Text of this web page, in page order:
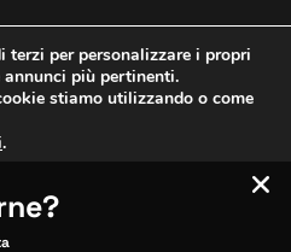
terzi per personalizzare i propri
più pertinenti.
stiamo utilizzando o come
.